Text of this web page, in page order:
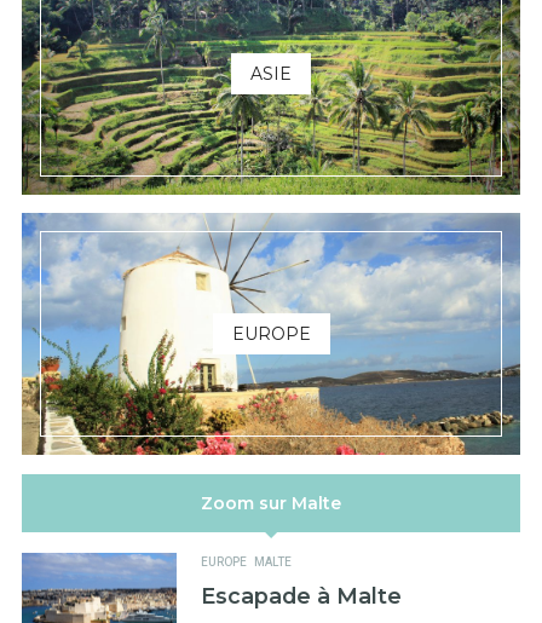
ASIE
EUROPE
Zoom sur Malte
EUROPE MALTE
Escapade à Malte